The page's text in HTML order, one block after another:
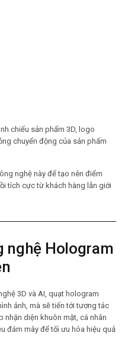
chiếu sản phẩm 3D, logo
chuyển động của sản phẩm
nghệ này để tạo nên điểm
tích cực từ khách hàng lẫn giới
nghệ Hologram
3D và AI, quạt hologram
ảnh, mà sẽ tiến tới tương tác
nhận diện khuôn mặt, cá nhân
đám mây để tối ưu hóa hiệu quả